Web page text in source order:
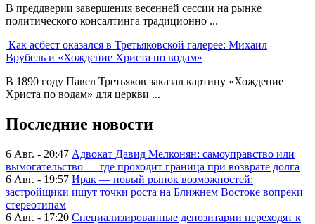
В преддверии завершения весенней сессии на рынке
политического консалтинга традиционно ...
Как асбест оказался в Третьяковской галерее: Михаил
Врубель и «Хождение Христа по водам»
В 1890 году Павел Третьяков заказал картину «Хождение
Христа по водам» для церкви ...
Последние новости
6 Авг. - 20:47 Адвокат Давид Мелконян: самоуправство или
вымогательство — где проходит граница при возврате долга
6 Авг. - 19:57 Ирак — новый рынок возможностей:
застройщики ищут точки роста на Ближнем Востоке вопреки
стереотипам
6 Авг. - 17:20 Специализированные депозитарии переходят к